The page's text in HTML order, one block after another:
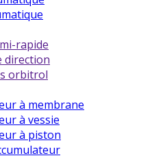
rapide
direction
orbitrol
à membrane
à vessie
à piston